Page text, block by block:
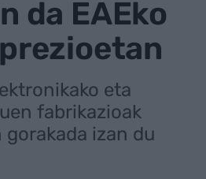
da EAEko
eta
fabrikazioak
gorakada izan du